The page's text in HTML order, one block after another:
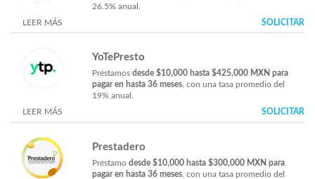
26.5% anual.
LEER MÁS
SOLICITAR
YoTePresto
Préstamosdesde $10,000 hasta $425,000 MXN para
pagar en hasta 36 meses , con una tasa promedio del
19% anual.
LEER MÁS
SOLICITAR
Prestadero
Préstamodesde $10,000 hasta $300,000 MXN para
pagar en hasta 36 meses , con una tasa promedio del